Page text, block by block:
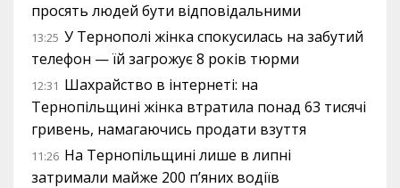
просять людей бути відповідальними
13:25 У Тернополі жінка спокусилась на забутий
телефон — їй загрожує 8 років тюрми
12:31 Шахрайство в інтернеті: на
Тернопільщині жінка втратила понад 63 тисячі
гривень, намагаючись продати взуття
11:26 На Тернопільщині лише в липні
затримали майже 200 п’яних водіїв